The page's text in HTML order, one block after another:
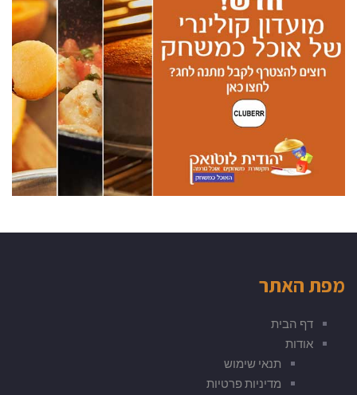
מפת האתר
דף הבית
אודות
תנאי שימוש
מדיניות פרטיות